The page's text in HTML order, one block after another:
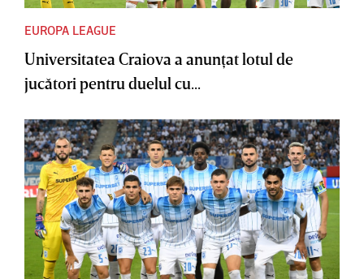
EUROPA LEAGUE
Universitatea Craiova a anunţat lotul de
jucători pentru duelul cu...